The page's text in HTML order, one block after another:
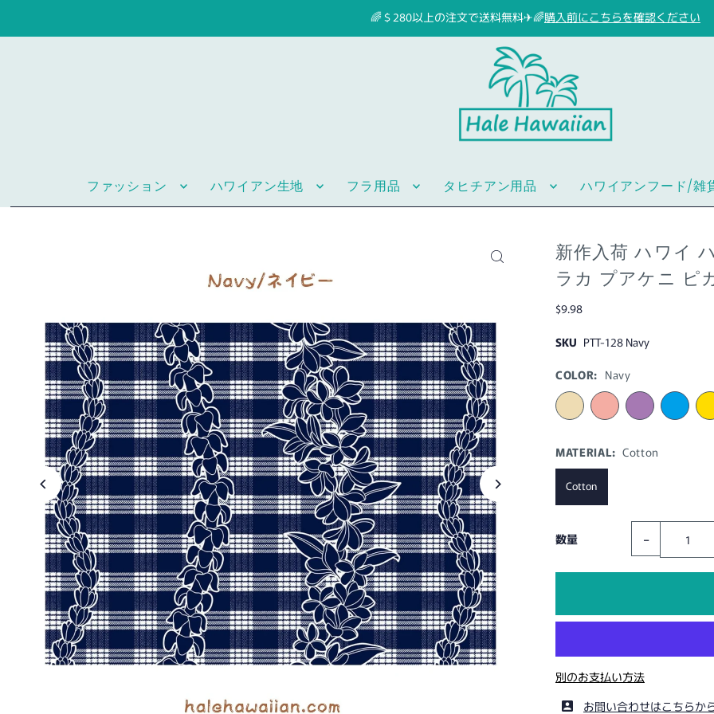
🌈＄280以上の注文で送料無料✈🌈購入前にこちらを確認ください
ファッション ハワイアン生地 フラ用品 タヒチアン用品 ハワイアンフード/雑
新作入荷 ハワイ
ラカ プアケニ ピ
$9.98
SKU PTT-128 Navy
COLOR: Navy
MATERIAL: Cotton
Cotton
数量 -
別のお支払い方法
お問い合わせはこちらか